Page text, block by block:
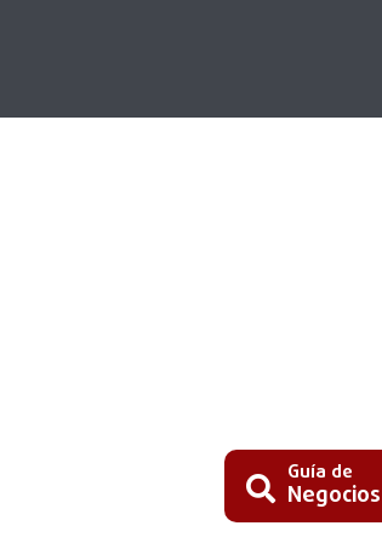
Guía de